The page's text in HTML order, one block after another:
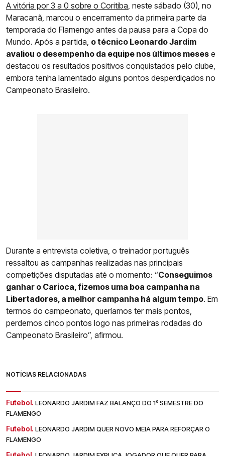
A vitória por 3 a 0 sobre o Coritiba, neste sábado (30), no
Maracanã, marcou o encerramento da primeira parte da
temporada do Flamengo antes da pausa para a Copa do
Mundo. Após a partida, o técnico Leonardo Jardim
avaliou o desempenho da equipe nos últimos meses e
destacou os resultados positivos conquistados pelo clube,
embora tenha lamentado alguns pontos desperdiçados no
Campeonato Brasileiro.
Durante a entrevista coletiva, o treinador português
ressaltou as campanhas realizadas nas principais
competições disputadas até o momento: “Conseguimos
ganhar o Carioca, fizemos uma boa campanha na
Libertadores, a melhor campanha há algum tempo. Em
termos do campeonato, queríamos ter mais pontos,
perdemos cinco pontos logo nas primeiras rodadas do
Campeonato Brasileiro”, afirmou.
NOTÍCIAS RELACIONADAS
Futebol. LEONARDO JARDIM FAZ BALANÇO DO 1º SEMESTRE DO
FLAMENGO
Futebol. LEONARDO JARDIM QUER NOVO MEIA PARA REFORÇAR O
FLAMENGO